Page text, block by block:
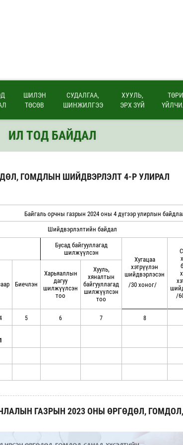
ШИЛЭН
ТӨСӨВ
СУДАЛГАА,
ШИНЖИЛГЭЭ
ХУУЛЬ,
ЭРХ ЗҮЙ
ИЛ ТОД БАЙДАЛ
ГОМДЛЫН ШИЙДВЭРЛЭЛТ 4-Р УЛИРАЛ
Байгаль орчны газрын 2024 оны 4 дүгээр улирлын
Шийдвэрлэлтийн байдал
Бусад байгууллагад
шилжүүлсэн
Хугацаа
хэтрүүлэн
шийдвэрлэсэн
/30 хоног/
/
Биечлэн
Харьяаллын
дагуу
шилжүүлсэн
тоо
Хууль,
хяналтын
байгууллагад
шилжүүлсэн
тоо
5 6 7 8
1
ГАЗРЫН 2023 ОНЫ ӨРГӨДӨЛ, ГОМДОЛ,